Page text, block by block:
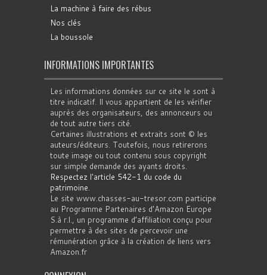
La machine à faire des rébus
Nos clés
La boussole
INFORMATIONS IMPORTANTES
Les informations données sur ce site le sont à
titre indicatif. Il vous appartient de les vérifier
auprès des organisateurs, des annonceurs ou
de tout autre tiers cité.
Certaines illustrations et extraits sont © les
auteurs/éditeurs. Toutefois, nous retirerons
toute image ou tout contenu sous copyright
sur simple demande des ayants droits.
Respectez l'article 542-1 du code du
patrimoine.
Le site www.chasses-au-tresor.com participe
au Programme Partenaires d’Amazon Europe
S.à r.l., un programme d’affiliation conçu pour
permettre à des sites de percevoir une
rémunération grâce à la création de liens vers
Amazon.fr